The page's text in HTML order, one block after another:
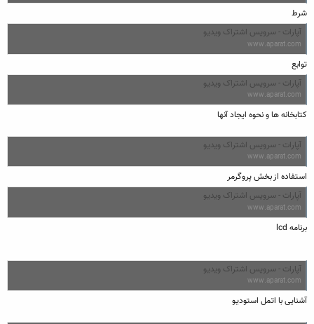
شرط
آپارات - سرویس اشتراک ویدیو
www.aparat.com
توابع
آپارات - سرویس اشتراک ویدیو
www.aparat.com
کتابخانه ها و نحوه ایجاد آنها
آپارات - سرویس اشتراک ویدیو
www.aparat.com
استفاده از بخش پروگرمر
آپارات - سرویس اشتراک ویدیو
www.aparat.com
برنامه lcd
آپارات - سرویس اشتراک ویدیو
www.aparat.com
آشنایی با اتمل استودیو